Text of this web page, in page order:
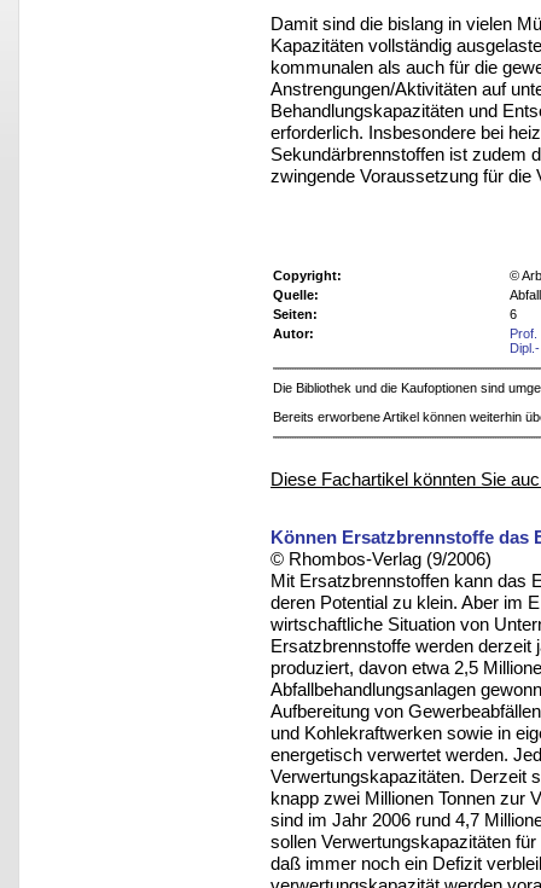
Damit sind die bislang in vielen
Kapazitäten vollständig
kommunalen als auch für die
Anstrengungen/Aktivitäten auf
Behandlungskapazitäten und
erforderlich. Insbesondere bei
Sekundärbrennstoffen ist zudem
zwingende Voraussetzung für die
Copyright:
©
Quelle:
Seiten:
6
Autor:
Die Bibliothek und die Kaufoptionen sind
Bereits erworbene Artikel können weiterhin
Diese Fachartikel könnten Sie
Können Ersatzbrennstoffe das
© Rhombos-Verlag (9/2006)
Mit Ersatzbrennstoffen kann das
deren Potential zu klein. Aber im
wirtschaftliche Situation von
Ersatzbrennstoffe werden derzeit
produziert, davon etwa 2,5
Abfallbehandlungsanlagen
Aufbereitung von
und Kohlekraftwerken sowie in
energetisch verwertet werden.
Verwertungskapazitäten. Derzeit
knapp zwei Millionen Tonnen zur
sind im Jahr 2006 rund 4,7
sollen Verwertungskapazitäten
daß immer noch ein Defizit